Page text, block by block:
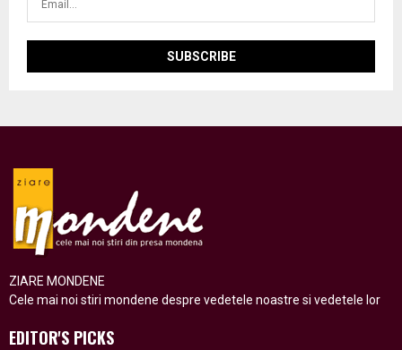
ZIARE MONDENE
Cele mai noi stiri mondene despre vedetele noastre si vedetele lor
EDITOR'S PICKS